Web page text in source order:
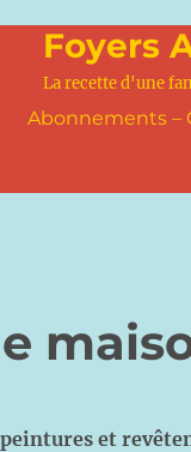
Foyers
La recette d'une
Abonnements –
peintures et